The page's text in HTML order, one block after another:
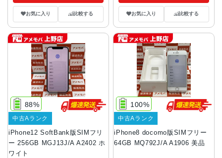
お気に入り 比較する お気に入り 比較する
iPhone12 SoftBank版SIMフリ
ー 256GB MGJ13J/A A2402 ホ
ワイト
88%
中古Aランク
iPhone8 docomo版SIMフリー
64GB MQ792J/A A1906 美品
100%
中古Aランク